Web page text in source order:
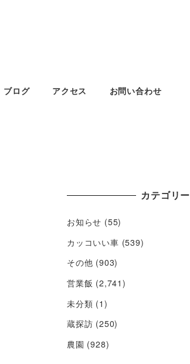
ブログ アクセス お問い合わせ
カテゴリー
お知らせ (55)
カッコいい車 (539)
その他 (903)
営業飯 (2,741)
未分類 (1)
蔵探訪 (250)
農園 (928)